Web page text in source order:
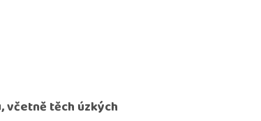
včetně těch úzkých